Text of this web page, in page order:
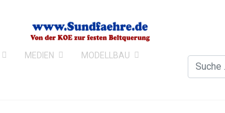
MEDIEN MODELLBAU
Suchen